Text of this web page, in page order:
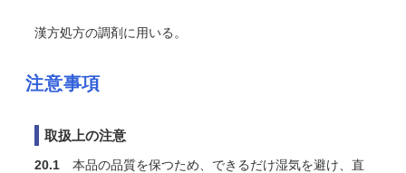
漢方処方の調剤に用いる。
注意事項
取扱上の注意
20.1 本品の品質を保つため、できるだけ湿気を避け、直